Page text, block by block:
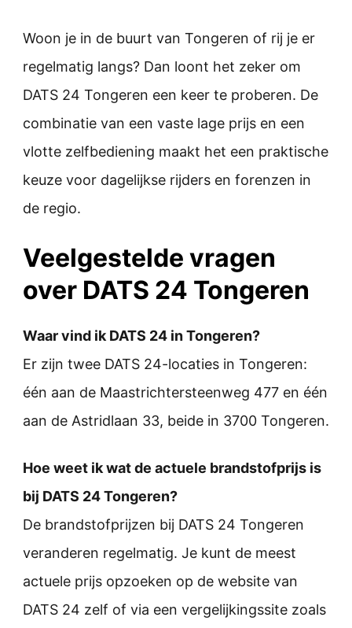
Woon je in de buurt van Tongeren of rij je er
regelmatig langs? Dan loont het zeker om
DATS 24 Tongeren een keer te proberen. De
combinatie van een vaste lage prijs en een
vlotte zelfbediening maakt het een praktische
keuze voor dagelijkse rijders en forenzen in
de regio.
Veelgestelde vragen
over DATS 24 Tongeren
Waar vind ik DATS 24 in Tongeren?
Er zijn twee DATS 24-locaties in Tongeren:
één aan de Maastrichtersteenweg 477 en één
aan de Astridlaan 33, beide in 3700 Tongeren.
Hoe weet ik wat de actuele brandstofprijs is
bij DATS 24 Tongeren?
De brandstofprijzen bij DATS 24 Tongeren
veranderen regelmatig. Je kunt de meest
actuele prijs opzoeken op de website van
DATS 24 zelf of via een vergelijkingssite zoals